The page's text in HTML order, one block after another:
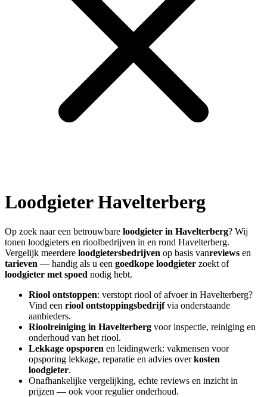
LoodgieterHavelterberg
Op zoek naar een betrouwbare loodgieter in Havelterberg? Wij
tonen loodgieters en rioolbedrijven in en rond Havelterberg.
Vergelijk meerdere loodgietersbedrijven op basis vanreviews en
tarieven — handig als u een goedkope loodgieter zoekt of
loodgieter met spoed nodig hebt.
Riool ontstoppen: verstopt riool of afvoer in Havelterberg?
Vind een riool ontstoppingsbedrijfvia onderstaande
aanbieders.
Rioolreiniging in Havelterberg voor inspectie, reiniging en
onderhoud van het riool.
Lekkage opsporen en leidingwerk: vakmensen voor
opsporing lekkage, reparatie en advies overkosten
loodgieter.
Onafhankelijke vergelijking, echte reviews en inzicht in
prijzen — ook voor regulier onderhoud.